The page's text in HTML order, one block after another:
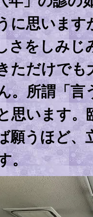
に思います
さをしみじ
ただけでも
。所謂「言
思います。
願うほど、
。